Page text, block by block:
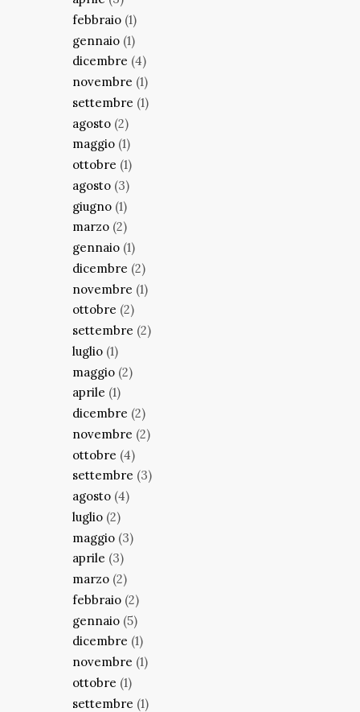
febbraio (1)
gennaio (1)
dicembre (4)
novembre (1)
settembre (1)
agosto (2)
maggio (1)
ottobre (1)
agosto (3)
giugno (1)
marzo (2)
gennaio (1)
dicembre (2)
novembre (1)
ottobre (2)
settembre (2)
luglio (1)
maggio (2)
aprile (1)
dicembre (2)
novembre (2)
ottobre (4)
settembre (3)
agosto (4)
luglio (2)
maggio (3)
aprile (3)
marzo (2)
febbraio (2)
gennaio (5)
dicembre (1)
novembre (1)
ottobre (1)
settembre (1)